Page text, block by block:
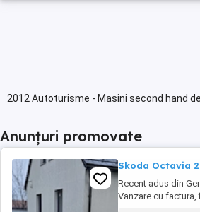
2012 Autoturisme - Masini second hand
Anunțuri promovate
Skoda Octavia
Recent adus din
Vanzare cu factura,